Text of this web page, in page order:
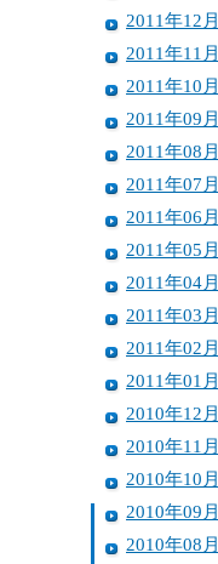
2011年12月
2011年11月
2011年10月
2011年09月
2011年08月
2011年07月
2011年06月
2011年05月
2011年04月
2011年03月
2011年02月
2011年01月
2010年12月
2010年11月
2010年10月
2010年09月
2010年08月